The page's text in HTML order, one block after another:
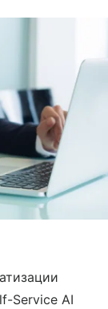
Service AI